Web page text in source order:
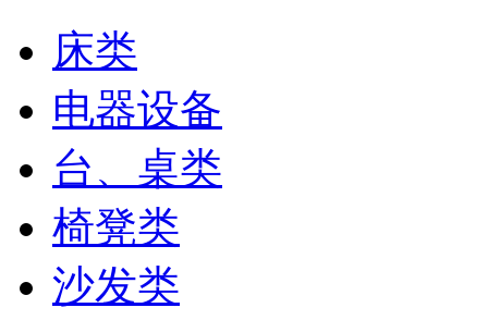
床类
电器设备
台、桌类
椅凳类
沙发类